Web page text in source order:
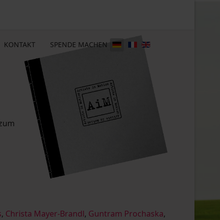
KONTAKT SPENDE MACHEN
, Christa Mayer-Brandl, Guntram Prochaska,